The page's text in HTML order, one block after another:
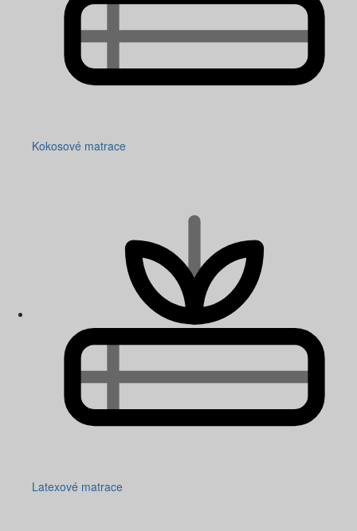
Kokosové matrace
Latexové matrace